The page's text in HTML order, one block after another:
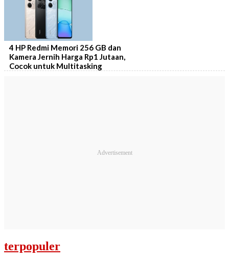
4 HP Redmi Memori 256 GB dan
Kamera Jernih Harga Rp1 Jutaan,
Cocok untuk Multitasking
terpopuler